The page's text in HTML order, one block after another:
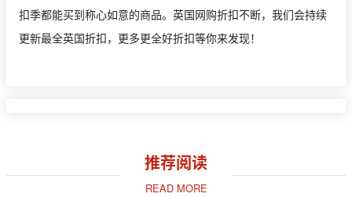
扣季都能买到称心如意的商品。英国网购折扣不断，我们会持续
更新最全英国折扣，更多更全好折扣等你来发现！
推荐阅读
READ MORE